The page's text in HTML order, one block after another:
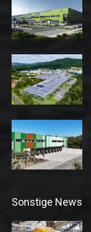
Sonstige News